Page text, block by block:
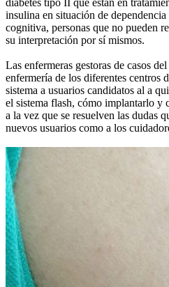
diabetes tipo II que están en
insulina en situación de
cognitiva, personas que no pueden
su interpretación por sí mismos.
Las enfermeras gestoras de casos
enfermería de los diferentes centros
sistema a usuarios candidatos al a
el sistema flash, cómo implantarlo y
a la vez que se resuelven las dudas
nuevos usuarios como a los